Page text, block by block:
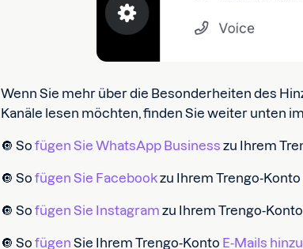
Wenn Sie mehr über die Besonderheiten des
Kanäle lesen möchten, finden Sie weiter unten
🔘 Sofügen Sie WhatsApp Business zu Ihrem
🔘 Sofügen Sie Facebookzu Ihrem Trengo-Konto
🔘 Sofügen Sie Instagram zu Ihrem Trengo-Konto
🔘 Sofügen Sie Ihrem Trengo-Konto E-Mails hinzu